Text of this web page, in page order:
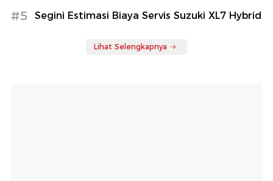
#5 Segini Estimasi Biaya Servis Suzuki XL7 Hybrid
Lihat Selengkapnya